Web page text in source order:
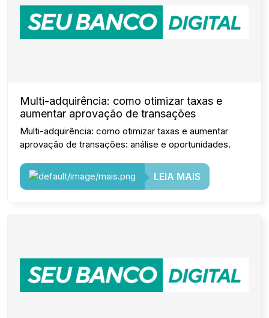
Multi-adquirência: como otimizar taxas e
aumentar aprovação de transações
Multi-adquirência: como otimizar taxas e aumentar
aprovação de transações: análise e oportunidades.
LEIA MAIS